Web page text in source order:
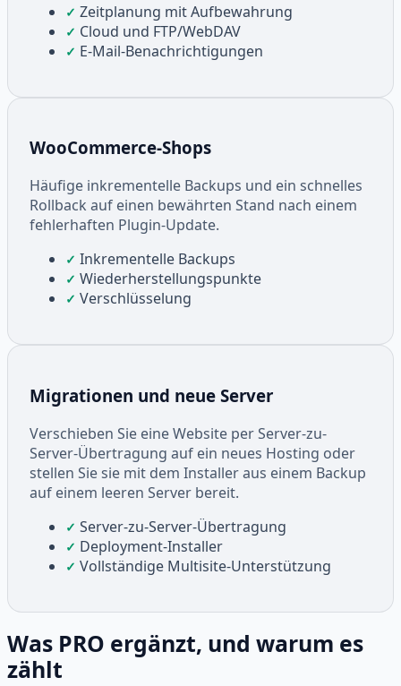
✓ Zeitplanung mit Aufbewahrung
✓ Cloud und FTP/WebDAV
✓ E-Mail-Benachrichtigungen
WooCommerce-Shops
Häufige inkrementelle Backups und ein schnelles
Rollback auf einen bewährten Stand nach einem
fehlerhaften Plugin-Update.
✓ Inkrementelle Backups
✓ Wiederherstellungspunkte
✓ Verschlüsselung
Migrationen und neue Server
Verschieben Sie eine Website per Server-zu-
Server-Übertragung auf ein neues Hosting oder
stellen Sie sie mit dem Installer aus einem Backup
auf einem leeren Server bereit.
✓ Server-zu-Server-Übertragung
✓ Deployment-Installer
✓ Vollständige Multisite-Unterstützung
Was PRO ergänzt, und warum es
zählt